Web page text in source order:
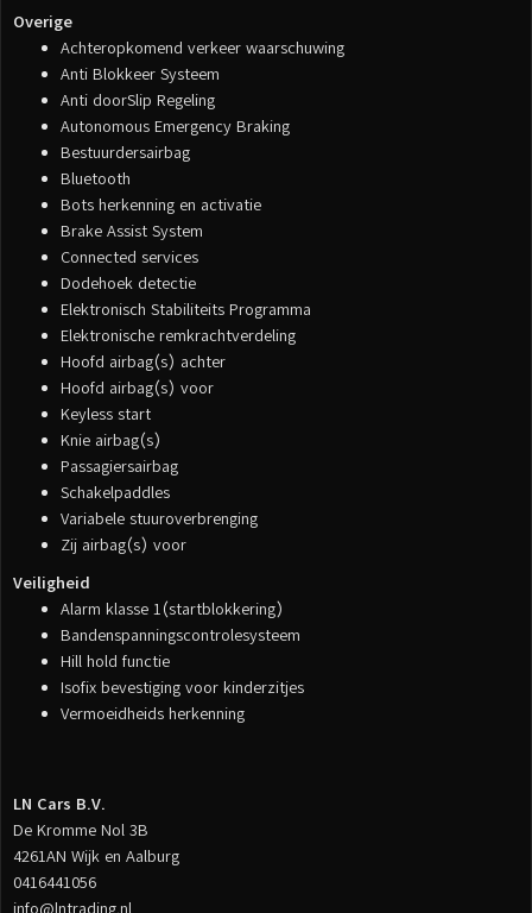
Overige
Achteropkomend verkeer waarschuwing
Anti Blokkeer Systeem
Anti doorSlip Regeling
Autonomous Emergency Braking
Bestuurdersairbag
Bluetooth
Bots herkenning en activatie
Brake Assist System
Connected services
Dodehoek detectie
Elektronisch Stabiliteits Programma
Elektronische remkrachtverdeling
Hoofd airbag(s) achter
Hoofd airbag(s) voor
Keyless start
Knie airbag(s)
Passagiersairbag
Schakelpaddles
Variabele stuuroverbrenging
Zij airbag(s) voor
Veiligheid
Alarm klasse 1(startblokkering)
Bandenspanningscontrolesysteem
Hill hold functie
Isofix bevestiging voor kinderzitjes
Vermoeidheids herkenning
LN Cars B.V.
De Kromme Nol 3B
4261AN Wijk en Aalburg
0416441056
info@lntrading.nl